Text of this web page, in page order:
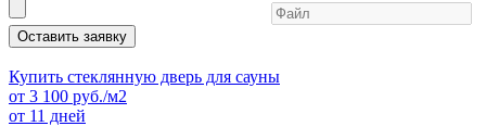
Оставить заявку
Купить стеклянную дверь для сауны
от 3 100 руб./м2
от 11 дней